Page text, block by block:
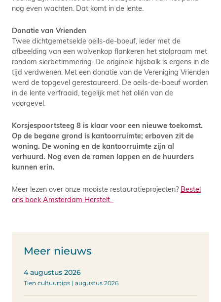
nog even wachten. Dat komt in de lente.
Donatie van Vrienden
Twee dichtgemetselde oeils-de-boeuf, ieder met de
afbeelding van een wolvenkop flankeren het stolpraam met
rondom sierbetimmering. De originele hijsbalk is ergens in de
tijd verdwenen. Met een donatie van de Vereniging Vrienden
werd de topgevel gerestaureerd. De oeils-de-boeuf worden
in de lente verfraaid, tegelijk met het oliën van de
voorgevel.
Korsjespoortsteeg 8 is klaar voor een nieuwe toekomst.
Op de begane grond is kantoorruimte; erboven zit de
woning. De woning en de kantoorruimte zijn al
verhuurd. Nog even de ramen lappen en de huurders
kunnen erin.
Meer lezen over onze mooiste restauratieprojecten? Bestel
ons boek Amsterdam Herstelt.
Meer nieuws
4 augustus 2026
Tien cultuurtips | augustus 2026